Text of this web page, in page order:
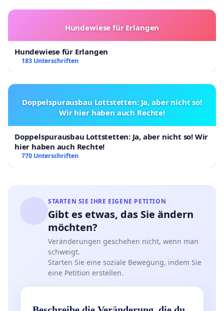
Hundewiese für Erlangen
Hundewiese für Erlangen
183 Unterschriften
Doppelspurausbau Lottstetten: Ja, aber nicht so!
Wir hier haben auch Rechte!
Doppelspurausbau Lottstetten: Ja, aber nicht so! Wir
hier haben auch Rechte!
770 Unterschriften
STARTEN SIE IHRE EIGENE PETITION
Gibt es etwas, das Sie ändern
möchten?
Veränderungen geschehen nicht, wenn man
schweigt.
Starten Sie eine soziale Bewegung, indem Sie
eine Petition erstellen.